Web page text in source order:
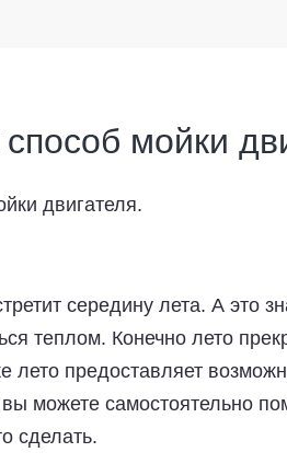
мойки
середину лета. А это
теплом. Конечно лето
лето предоставляет
можете самостоятельно
сделать.